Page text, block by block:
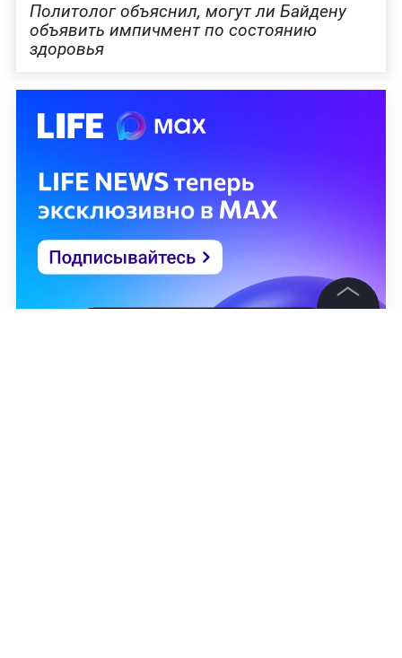
Политолог объяснил, могут ли Байдену
объявить импичмент по состоянию
здоровья